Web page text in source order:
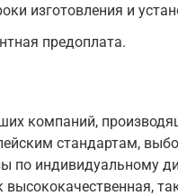
изготовления и
предоплата.
компаний,
стандартам,
по индивидуальному
высококачественная,